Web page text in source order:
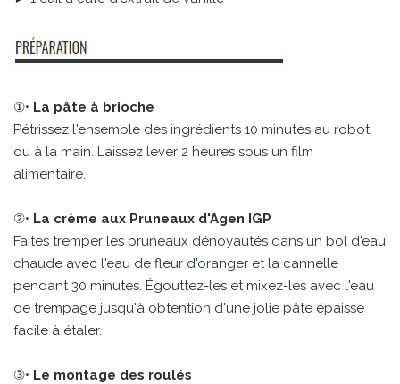
①• La pâte à brioche
Pétrissez l'ensemble des ingrédients 10 minutes au robot
ou à la main. Laissez lever 2 heures sous un film
alimentaire.
②• La crème aux Pruneaux d'Agen IGP
Faites tremper les pruneaux dénoyautés dans un bol d'eau
chaude avec l'eau de fleur d'oranger et la cannelle
pendant 30 minutes. Égouttez-les et mixez-les avec l'eau
de trempage jusqu'à obtention d'une jolie pâte épaisse
facile à étaler.
③• Le montage des roulés